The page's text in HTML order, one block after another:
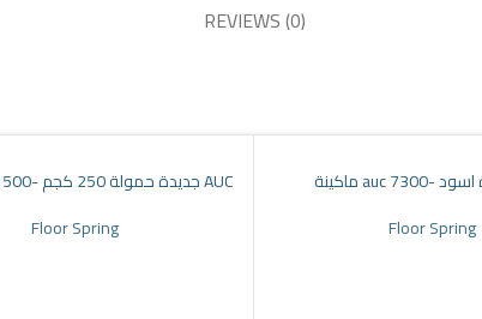
REVIEWS (0)
ماكينة auc جديدة حمولة 250 كجم -1500 AUC
Floor Spring
Floor Spring